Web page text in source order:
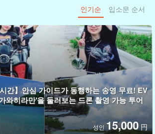
인기순 입소문 순서
간】안심 가이드가 동행하는 송영 무료! EV
와히라만'을 둘러보는 드론 촬영 가능 투어
성인15,000 円